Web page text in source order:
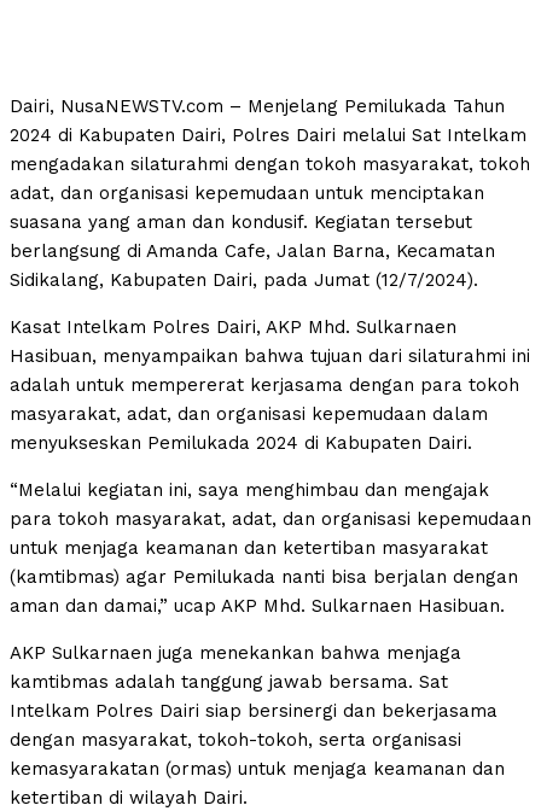
Dairi, NusaNEWSTV.com – Menjelang Pemilukada Tahun
2024 di Kabupaten Dairi, Polres Dairi melalui Sat Intelkam
mengadakan silaturahmi dengan tokoh masyarakat, tokoh
adat, dan organisasi kepemudaan untuk menciptakan
suasana yang aman dan kondusif. Kegiatan tersebut
berlangsung di Amanda Cafe, Jalan Barna, Kecamatan
Sidikalang, Kabupaten Dairi, pada Jumat (12/7/2024).
Kasat Intelkam Polres Dairi, AKP Mhd. Sulkarnaen
Hasibuan, menyampaikan bahwa tujuan dari silaturahmi ini
adalah untuk mempererat kerjasama dengan para tokoh
masyarakat, adat, dan organisasi kepemudaan dalam
menyukseskan Pemilukada 2024 di Kabupaten Dairi.
“Melalui kegiatan ini, saya menghimbau dan mengajak
para tokoh masyarakat, adat, dan organisasi kepemudaan
untuk menjaga keamanan dan ketertiban masyarakat
(kamtibmas) agar Pemilukada nanti bisa berjalan dengan
aman dan damai,” ucap AKP Mhd. Sulkarnaen Hasibuan.
AKP Sulkarnaen juga menekankan bahwa menjaga
kamtibmas adalah tanggung jawab bersama. Sat
Intelkam Polres Dairi siap bersinergi dan bekerjasama
dengan masyarakat, tokoh-tokoh, serta organisasi
kemasyarakatan (ormas) untuk menjaga keamanan dan
ketertiban di wilayah Dairi.